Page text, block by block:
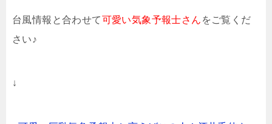
台風情報と合わせて可愛い気象予報士さん をご覧くだ
さい♪
↓